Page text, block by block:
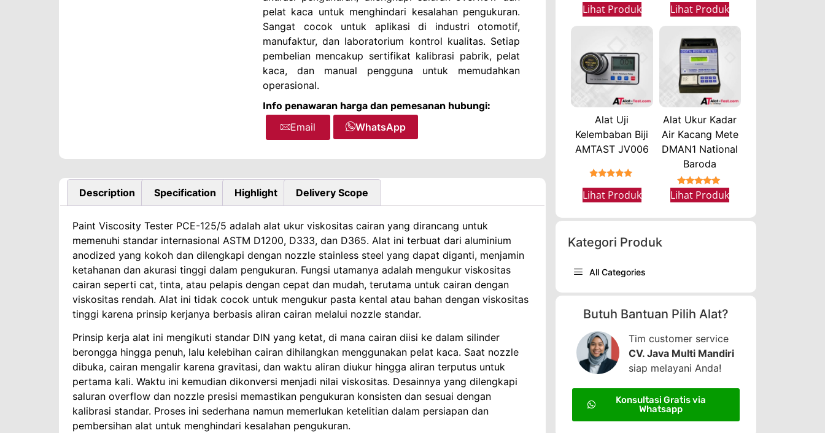
pelat kaca untuk menghindari kesalahan pengukuran.
Sangat cocok untuk aplikasi di industri otomotif,
manufaktur, dan laboratorium kontrol kualitas. Setiap
pembelian mencakup sertifikat kalibrasi pabrik, pelat
kaca, dan manual pengguna untuk memudahkan
operasional.
Info penawaran harga dan pemesanan hubungi:
Email WhatsApp
Description Specification Highlight Delivery Scope
Paint Viscosity Tester PCE-125/5 adalah alat ukur viskositas cairan yang dirancang untuk
memenuhi standar internasional ASTM D1200, D333, dan D365. Alat ini terbuat dari aluminium
anodized yang kokoh dan dilengkapi dengan nozzle stainless steel yang dapat diganti, menjamin
ketahanan dan akurasi tinggi dalam pengukuran. Fungsi utamanya adalah mengukur viskositas
cairan seperti cat, tinta, atau pelapis dengan cepat dan mudah, terutama untuk cairan dengan
viskositas rendah. Alat ini tidak cocok untuk mengukur pasta kental atau bahan dengan viskositas
tinggi karena prinsip kerjanya berbasis aliran cairan melalui nozzle standar.
Prinsip kerja alat ini mengikuti standar DIN yang ketat, di mana cairan diisi ke dalam silinder
berongga hingga penuh, lalu kelebihan cairan dihilangkan menggunakan pelat kaca. Saat nozzle
dibuka, cairan mengalir karena gravitasi, dan waktu aliran diukur hingga aliran terputus untuk
pertama kali. Waktu ini kemudian dikonversi menjadi nilai viskositas. Desainnya yang dilengkapi
saluran overflow dan nozzle presisi memastikan pengukuran konsisten dan sesuai dengan
kalibrasi standar. Proses ini sederhana namun memerlukan ketelitian dalam persiapan dan
pembersihan alat untuk menghindari kesalahan pengukuran.
★★★★★
Lihat Produk Lihat Produk
Alat Uji
Kelembaban Biji
AMTAST JV006
Lihat Produk
Alat Ukur Kadar
Air Kacang Mete
DMAN1 National
Baroda
★★★★★
Lihat Produk
Kategori Produk
All Categories
Butuh Bantuan Pilih Alat?
Tim customer service
CV. Java Multi Mandiri
siap melayani Anda!
Konsultasi Gratis via
Whatsapp